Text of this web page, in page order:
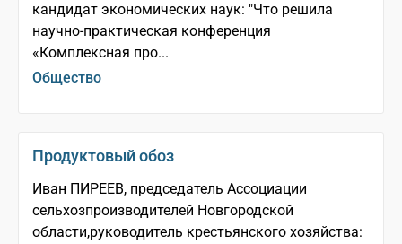
кандидат экономических наук: "Что решила
научно-практическая конференция
«Комплексная про...
Общество
Продуктовый обоз
Иван ПИРЕЕВ, председатель Ассоциации
сельхозпроизводителей Новгородской
области,руководитель крестьянского хозяйства: